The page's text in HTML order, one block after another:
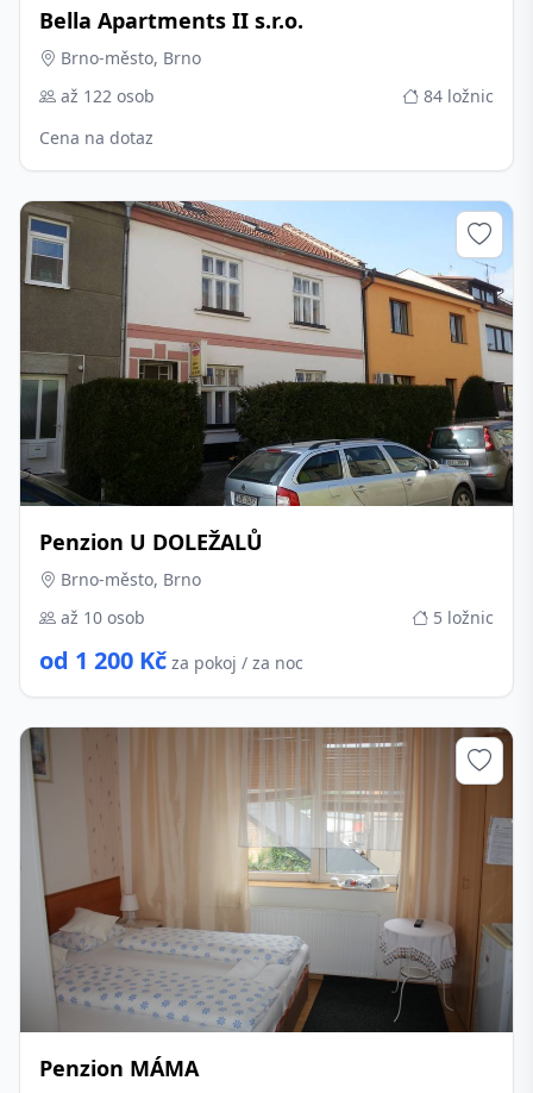
Bella Apartments II s.r.o.
Brno-město, Brno
až 122 osob
84 ložnic
Cena na dotaz
Penzion U DOLEŽALŮ
Brno-město, Brno
až 10 osob
5 ložnic
od 1 200 Kč za pokoj / za noc
Penzion MÁMA